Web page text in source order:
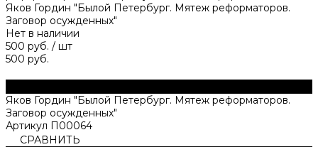
Яков Гордин "Былой Петербург. Мятеж реформаторов.
Заговор осужденных"
Нет в наличии
500 руб. / шт
500 руб.
Яков Гордин "Былой Петербург. Мятеж реформаторов.
Заговор осужденных"
Артикул П00064
СРАВНИТЬ